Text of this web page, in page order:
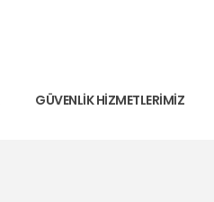
GÜVENLIK HIZMETLERIMIZ